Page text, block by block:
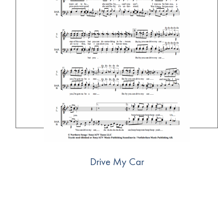
Drive My Car